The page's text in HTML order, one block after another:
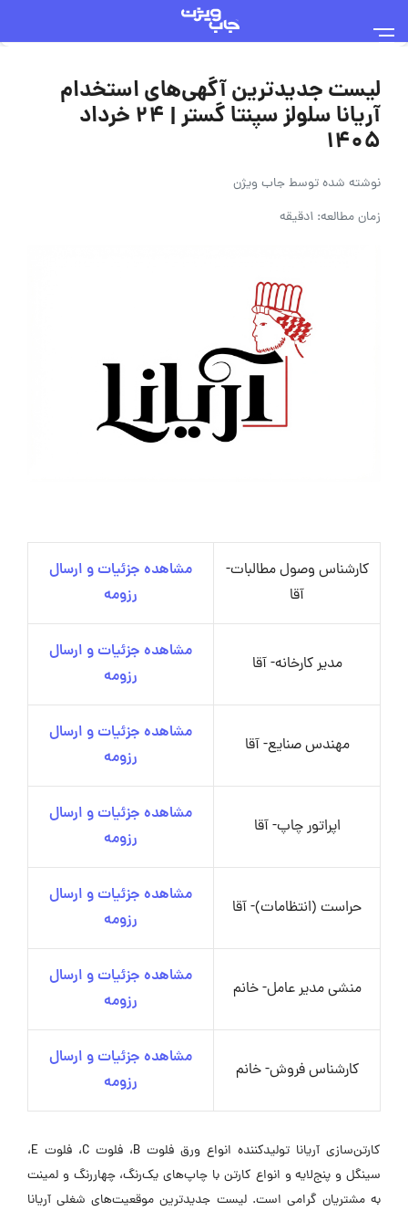
لیست جدیدترین آگهی‌های استخدام
آریانا سلولز سپنتا گستر | ۲۴ خرداد
۱۴۰۵
نوشته شده توسطجاب ویژن
زمان مطالعه: 1دقیقه
کارشناس وصول مطالبات-
آقا
مشاهده جزئیات و ارسال
رزومه
مدیر کارخانه- آقا
مشاهده جزئیات و ارسال
رزومه
مهندس صنایع- آقا
مشاهده جزئیات و ارسال
رزومه
اپراتور چاپ- آقا
مشاهده جزئیات و ارسال
رزومه
حراست (انتظامات)- آقا
مشاهده جزئیات و ارسال
رزومه
منشی مدیر عامل- خانم
مشاهده جزئیات و ارسال
رزومه
کارشناس فروش- خانم
مشاهده جزئیات و ارسال
رزومه
کارتن‌سازی آریانا تولیدکننده انواع ورق فلوت B، فلوت C، فلوت E،
سینگل و پنج‌لایه و انواع کارتن با چاپ‌های یک‌رنگ، چهاررنگ و لمینت
به مشتریان گرامی است. لیست جدیدترین موقعیت‌های شغلی آریانا